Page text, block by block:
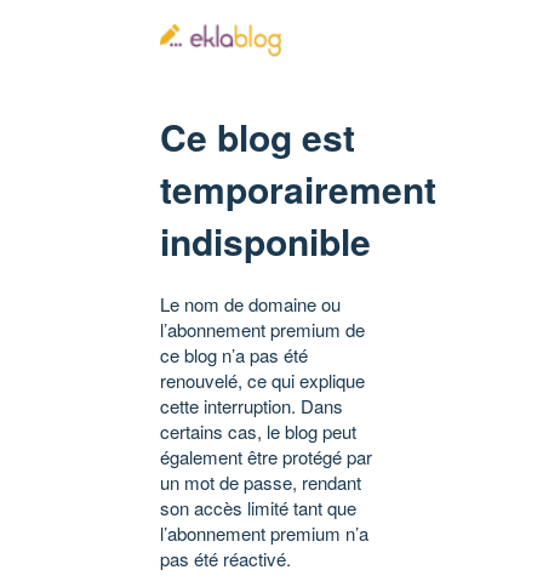
Ce blog est
temporairement
indisponible
Le nom de domaine ou
l’abonnement premium de
ce blog n’a pas été
renouvelé, ce qui explique
cette interruption. Dans
certains cas, le blog peut
également être protégé par
un mot de passe, rendant
son accès limité tant que
l’abonnement premium n’a
pas été réactivé.